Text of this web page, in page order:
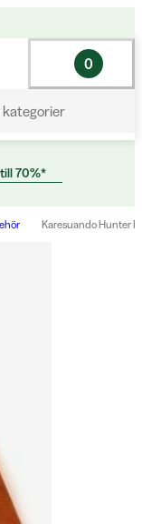
0
70%*
Karesuando Hunter